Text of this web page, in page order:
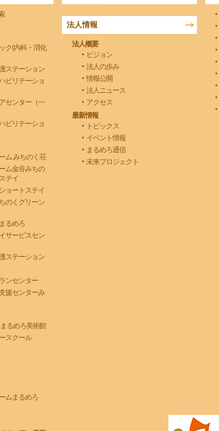
ク(内科・消化
ステーション
ビリテーショ
センター（一
ビリテーショ
ム みちのく荘
ム金谷みちの
テイ
ョートステイ
のくグリーン
るめろ
サービスセン
ステーション
ンセンター
援センターみ
るめろ美術館
スクール
ムまるめろ
法人情報
法人概要
ビジョン
法人の歩み
情報公開
法人ニュース
アクセス
最新情報
トピックス
イベント情報
まるめろ通信
未来プロジェクト